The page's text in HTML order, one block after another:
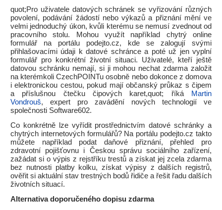
quot;Pro uživatele datových schránek se vyřizování různých
povolení, podávání žádostí nebo výkazů a přiznání mění ve
velmi jednoduchý úkon, kvůli kterému se nemusí zvednout od
pracovního stolu. Mohou využít například chytrý online
formulář na portálu podejto.cz, kde se zalogují svými
přihlašovacími údaji k datové schránce a poté už jen vyplní
formulář pro konkrétní životní situaci. Uživatelé, kteří ještě
datovou schránku nemají, si ji mohou nechat zdarma založit
na kterémkoli CzechPOINTu osobně nebo dokonce z domova
i elektronickou cestou, pokud mají občanský průkaz s čipem
a příslušnou čtečku čipových karet,quot; říká
Martin
Vondrouš, expert pro zavádění nových technologií ve
společnosti Software602.
Co konkrétně lze vyřídit prostřednictvím datové schránky a
chytrých internetových formulářů? Na portálu podejto.cz takto
můžete například podat daňové přiznání, přehled pro
zdravotní pojišťovnu i Českou správu sociálního zařízení,
zažádat si o výpis z rejstříku trestů a získat jej zcela zdarma
bez nutnosti platby kolku, získat výpisy z dalších registrů,
ověřit si aktuální stav trestných bodů řidiče a řešit řadu dalších
životních situací.
Alternativa doporučeného dopisu zdarma